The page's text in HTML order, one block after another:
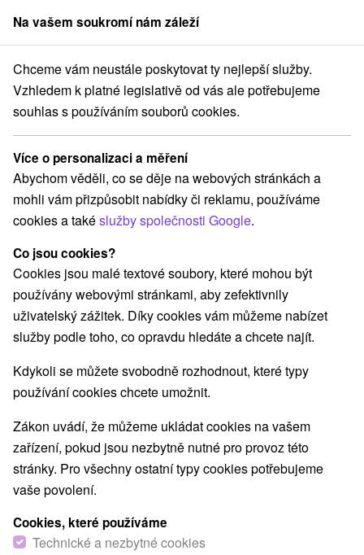
člen skupinySorger
Žilinský kraj Bešeňová Apartmány Lenka Bešeňová 104
Apartmány Lenka Bešeňová 104
Bešeňová
Rezervovat přes booking
REZERVACE A VÝBĚR POBYTU
Kontaktujte přímo ubytovatele.
Navigovat do místa
O ZAŘÍZENÍ VYBAVENÍ
Na vašem soukromí nám záleží
Chceme vám neustále poskytovat ty nejlepší služby.
Vzhledem k platné legislativě od vás ale potřebujeme
souhlas s používáním souborů cookies.
Více o personalizaci a měření
Abychom věděli, co se děje na webových stránkách a
mohli vám přizpůsobit nabídky či reklamu, používáme
cookies a takéslužby společnosti Google.
Co jsou cookies?
Cookies jsou malé textové soubory, které mohou být
používány webovými stránkami, aby zefektivnily
uživatelský zážitek. Díky cookies vám můžeme nabízet
služby podle toho, co opravdu hledáte a chcete najít.
Kdykoli se můžete svobodně rozhodnout, které typy
používání cookies chcete umožnit.
Zákon uvádí, že můžeme ukládat cookies na vašem
zařízení, pokud jsou nezbytně nutné pro provoz této
stránky. Pro všechny ostatní typy cookies potřebujeme
vaše povolení.
Cookies, které používáme
Technické a nezbytné cookies